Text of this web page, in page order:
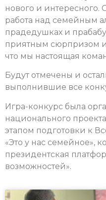
нового и интересного.
работа над семейным
прадедушках и
приятным сюрпризом
что мы настоящая
Будут отмечены и
выполнившие все
Игра-конкурс была
национального
этапом подготовки к
«Это у нас семейное»,
президентская
возможностей».